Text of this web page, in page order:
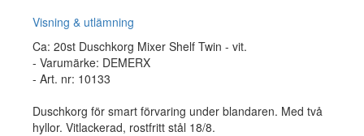
Visning & utlämning
Ca: 20st Duschkorg Mixer Shelf Twin - vit.
- Varumärke: DEMERX
- Art. nr: 10133
Duschkorg för smart förvaring under blandaren. Med två
hyllor. Vitlackerad, rostfritt stål 18/8.